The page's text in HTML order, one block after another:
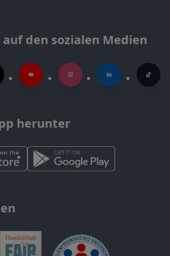
auf den sozialen Medien
herunter